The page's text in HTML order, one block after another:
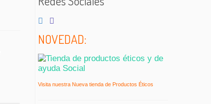
NOVEDAD:
Visita nuestra Nueva tienda de Productos Éticos